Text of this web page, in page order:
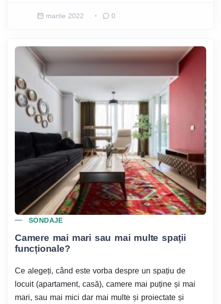
martie 2022 0
SONDAJE
Camere mai mari sau mai multe spații
funcționale?
Ce alegeți, când este vorba despre un spațiu de
locuit (apartament, casă), camere mai puține și mai
mari, sau mai mici dar mai multe și proiectate și